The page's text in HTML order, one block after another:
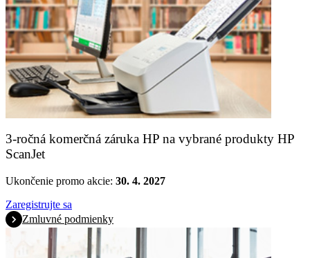
3-ročná komerčná záruka HP na vybrané produkty HP
ScanJet
Ukončenie promo akcie: 30. 4. 2027
Zaregistrujte sa
Zmluvné podmienky